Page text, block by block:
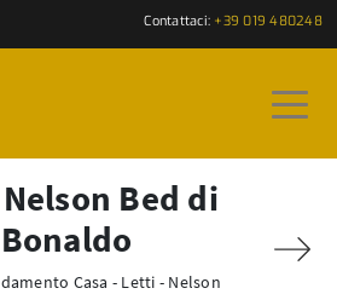
Contattaci: +39 019 480248
Bed di
Bonaldo
Casa - Letti - Nelson